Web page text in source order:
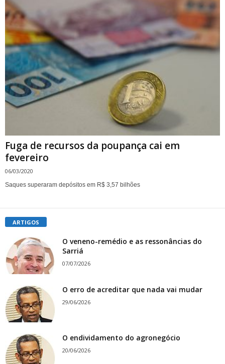
Fuga de recursos da poupança cai em
fevereiro
06/03/2020
Saques superaram depósitos em R$ 3,57 bilhões
ARTIGOS
O veneno-remédio e as ressonâncias do
Sarriá
07/07/2026
O erro de acreditar que nada vai mudar
29/06/2026
O endividamento do agronegócio
20/06/2026